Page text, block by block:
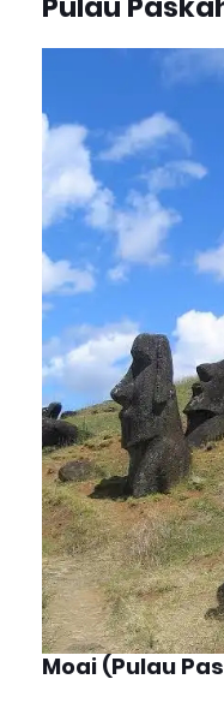
Moai (Pulau